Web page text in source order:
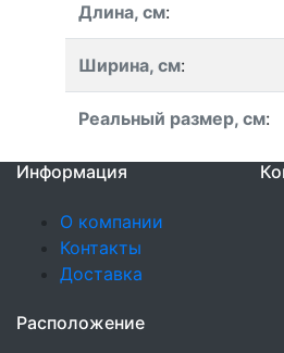
Длина, см:
Ширина, см:
Реальный размер, см:
Информация
О компании
Контакты
Доставка
Расположение